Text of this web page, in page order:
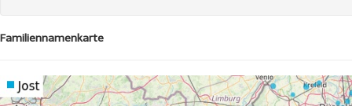
Familiennamenkarte